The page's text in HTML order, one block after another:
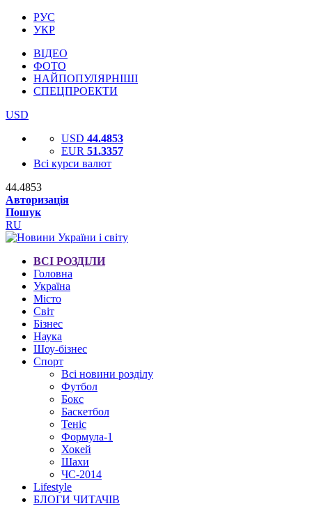
РУС
УКР
ВІДЕО
ФОТО
НАЙПОПУЛЯРНІШІ
СПЕЦПРОЕКТИ
USD
USD 44.4853
EUR 51.3357
Всі курси валют
44.4853
Авторизація
Пошук
RU
ВСІ РОЗДІЛИ
Головна
Україна
Місто
Світ
Бізнес
Наука
Шоу-бізнес
Спорт
Всі новини розділу
Футбол
Бокс
Баскетбол
Теніс
Формула-1
Хокей
Шахи
ЧС-2014
Lifestyle
БЛОГИ ЧИТАЧІВ